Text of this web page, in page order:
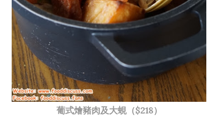
葡式燴豬肉及大蜆（$218）